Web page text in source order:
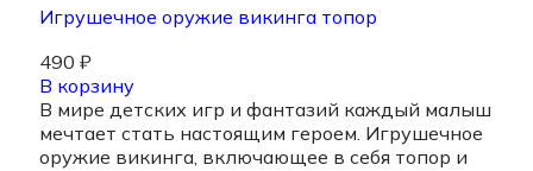
Игрушечное оружие викинга топор
490 ₽
В корзину
В мире детских игр и фантазий каждый малыш
мечтает стать настоящим героем. Игрушечное
оружие викинга, включающее в себя топор и